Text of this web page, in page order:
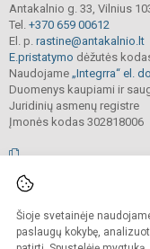
Šioje svetainėje
paslaugų kokybę,
Antakalnio g. 33, Vilnius
Tel. +370 659 00612
El. p. rastine@antakalnio.lt
E.pristatymo dėžutės
Naudojame „Integrra“ el.
Duomenys kaupiami ir
Juridinių asmenų registre
Įmonės kodas 302818006
Kopijuoti, cituoti ar kitaip
mokyklos